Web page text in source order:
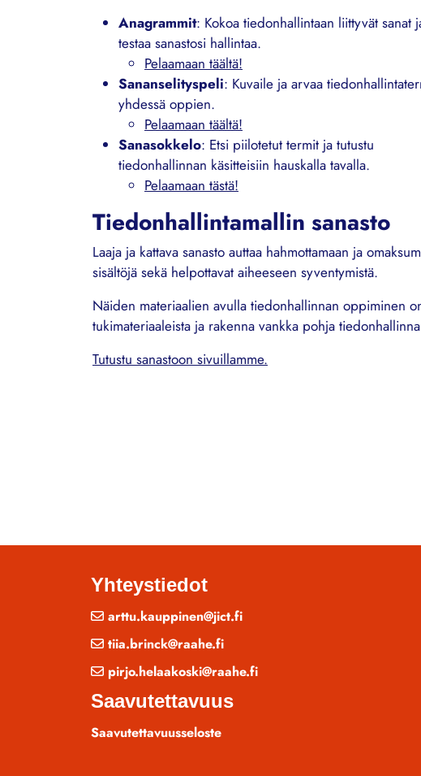
Anagrammit: Kokoa tiedonhallintaan liittyvät sanat
testaa sanastosi hallintaa.
Pelaamaan täältä!
Sananselityspeli: Kuvaile ja arvaa
yhdessä oppien.
Pelaamaan täältä!
Sanasokkelo: Etsi piilotetut termit ja tutustu
tiedonhallinnan käsitteisiin hauskalla tavalla.
Pelaamaan tästä!
Tiedonhallintamallin sanasto
Laaja ja kattava sanasto auttaa hahmottamaan ja
sisältöjä sekä helpottavat aiheeseen syventymistä.
Näiden materiaalien avulla tiedonhallinnan oppiminen
tukimateriaaleista ja rakenna vankka pohja
Tutustu sanastoon sivuillamme.
Yhteystiedot
arttu.kauppinen@jict.fi
tiia.brinck@raahe.fi
pirjo.helaakoski@raahe.fi
Saavutettavuus
Saavutettavuusseloste